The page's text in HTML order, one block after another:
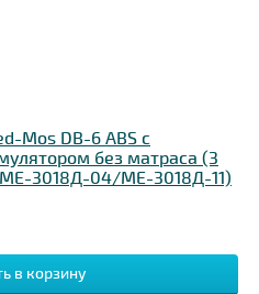
Mos DB-6 ABS с
без матраса (3
3018Д-04/МЕ-3018Д-11)